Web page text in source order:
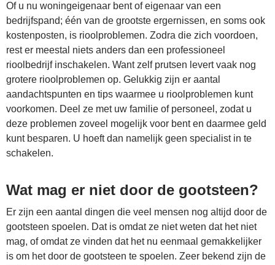
Of u nu woningeigenaar bent of eigenaar van een
bedrijfspand; één van de grootste ergernissen, en soms ook
kostenposten, is rioolproblemen. Zodra die zich voordoen,
rest er meestal niets anders dan een professioneel
rioolbedrijf inschakelen. Want zelf prutsen levert vaak nog
grotere rioolproblemen op. Gelukkig zijn er aantal
aandachtspunten en tips waarmee u rioolproblemen kunt
voorkomen. Deel ze met uw familie of personeel, zodat u
deze problemen zoveel mogelijk voor bent en daarmee geld
kunt besparen. U hoeft dan namelijk geen specialist in te
schakelen.
Wat mag er niet door de gootsteen?
Er zijn een aantal dingen die veel mensen nog altijd door de
gootsteen spoelen. Dat is omdat ze niet weten dat het niet
mag, of omdat ze vinden dat het nu eenmaal gemakkelijker
is om het door de gootsteen te spoelen. Zeer bekend zijn de